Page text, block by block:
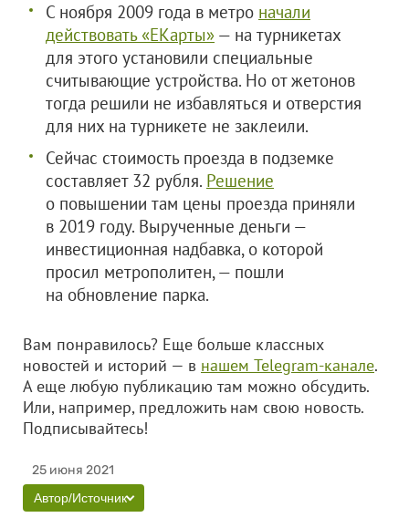
С ноября 2009 года в метро начали
действовать «ЕКарты» — на турникетах
для этого установили специальные
считывающие устройства. Но от жетонов
тогда решили не избавляться и отверстия
для них на турникете не заклеили.
Сейчас стоимость проезда в подземке
составляет 32 рубля. Решение
о повышении там цены проезда приняли
в 2019 году. Вырученные деньги —
инвестиционная надбавка, о которой
просил метрополитен, — пошли
на обновление парка.
Вам понравилось? Еще больше классных
новостей и историй — в нашем Telegram-канале.
А еще любую публикацию там можно обсудить.
Или, например, предложить нам свою новость.
Подписывайтесь!
25 июня 2021
Автор/Источник